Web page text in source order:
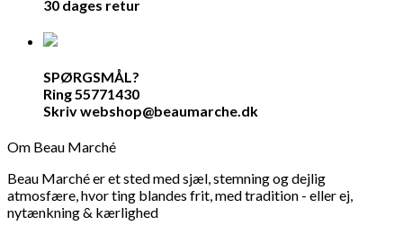
30 dages retur
SPØRGSMÅL?
Ring 55771430
Skriv webshop@beaumarche.dk
Om Beau Marché
Beau Marché er et sted med sjæl, stemning og dejlig
atmosfære, hvor ting blandes frit, med tradition - eller ej,
nytænkning & kærlighed